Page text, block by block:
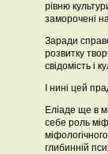
рівню
заморочені
Заради
розвитку
свідомість і
І нині цей
Еліаде ще в
себе роль
глибинній